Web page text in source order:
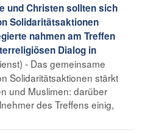
und Christen sollten sich
Solidaritätsaktionen
nahmen am Treffen
Dialog in
- Das gemeinsame
Solidaritätsaktionen stärkt
und Muslimen: darüber
des Treffens einig,